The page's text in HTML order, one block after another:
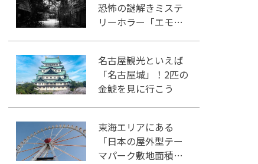
恐怖の謎解きミステ
リーホラー「エモい
名古屋観光といえば
「名古屋城」！2匹の
金鯱を見に行こう
東海エリアにある
「日本の屋外型テー
マパーク敷地面積ラ